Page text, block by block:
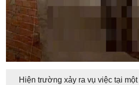
Hiện trường xảy ra vụ việc tại